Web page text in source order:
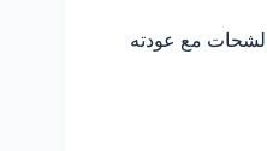
مع عودته